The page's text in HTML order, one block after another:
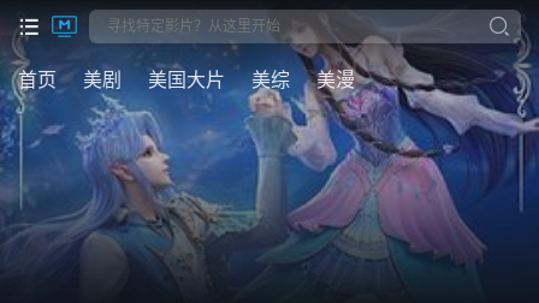
首页 美剧 美国大片 美综 美漫